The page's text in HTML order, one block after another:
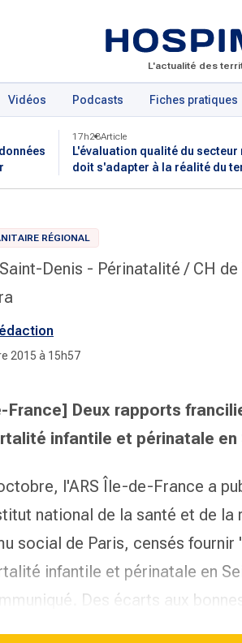
L'actualité des
Vidéos Podcasts Fiches pratiques
17h28Article
L'évaluation qualité du secteur
doit s'adapter à la réalité du
RÉGIONAL
Denis - Périnatalité / CH
2015 à 15h57
France] Deux rapports
infantile et périnatale en
l'ARS Île-de-France a
national de la santé et de la
social de Paris, censés fournir
infantile et périnatale en
Des écarts aux